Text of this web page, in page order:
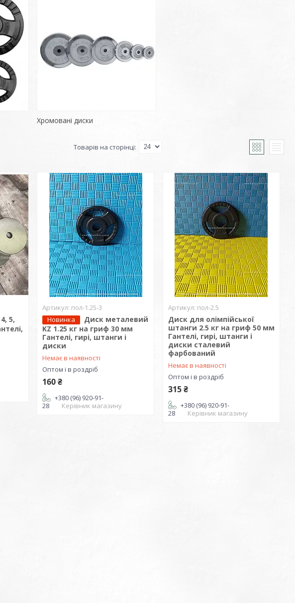
Хромовані диски
5,
пол-1.25-3
Новинка
Диск металевий
KZ 1.25 кг на гриф 30 мм
Гантелі, гирі, штанги і
диски
Немає в наявності
Оптом і в роздріб
160 ₴
+380 (96) 920-91-
28
Керівник магазину
пол-2.5
Диск для олімпійської
штанги 2.5 кг на гриф 50 мм
Гантелі, гирі, штанги і
диски сталевий
фарбований
Немає в наявності
Оптом і в роздріб
315 ₴
+380 (96) 920-91-
28
Керівник магазину